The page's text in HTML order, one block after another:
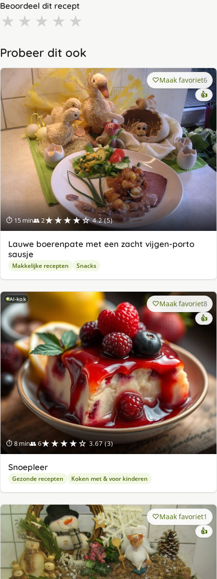
Beoordeel dit recept
★ ★ ★ ★ ★
Probeer dit ook
⏱ 15 min👥 2★★★★☆ 4.2 (5)
Maak favoriet6
👍
Lauwe boerenpate met een zacht vijgen-porto
sausje
Makkelijke recepten Snacks
AI-kok
⏱ 8 min👥 6★★★★☆ 3.67 (3)
Maak favoriet8
👍
Snoepleer
Gezonde recepten Koken met & voor kinderen
Maak favoriet1
👍